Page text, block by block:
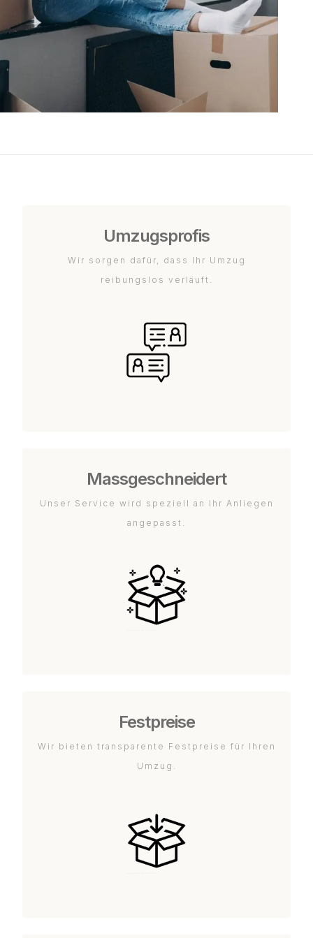
Umzugsprofis
Wir sorgen dafür, dass Ihr Umzug
reibungslos verläuft.
Massgeschneidert
Unser Service wird speziell an Ihr Anliegen
angepasst.
Festpreise
Wir bieten transparente Festpreise für Ihren
Umzug.